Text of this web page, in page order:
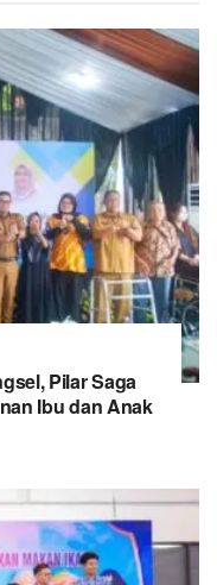
Pilar Saga
Ibu dan Anak